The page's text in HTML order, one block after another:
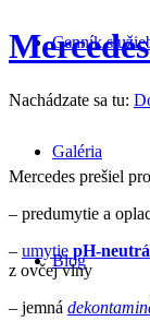
Cenník
Galéria
Blog
Nachádzate sa tu:
Mercedes prešiel
– predumytie a
– umytie pH-
z ovčej vlny
– jemná